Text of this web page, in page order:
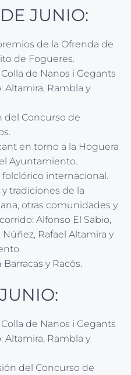
JUNIO:
de la Ofrenda de
de Fogueres.
de Nanos i Gegants
Altamira, Rambla y
del Concurso de
en torno a la Hoguera
Ayuntamiento.
folclórico internacional.
tradiciones de la
otras comunidades y
Alfonso El Sabio,
Rafael Altamira y
y Racós.
de Nanos i Gegants
Altamira, Rambla y
del Concurso de